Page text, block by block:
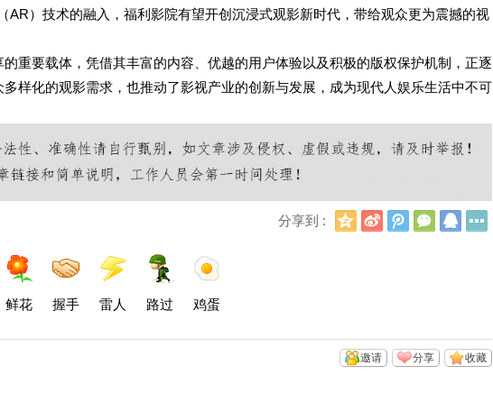
AR）技术的融入，福利影院有望开创沉浸式观影新时代，带给观众更为震撼的视
重要载体，凭借其丰富的内容、优越的用户体验以及积极的版权保护机制，正逐
样化的观影需求，也推动了影视产业的创新与发展，成为现代人娱乐生活中不可
分享到 :
Q
新
浪
腾
讯
微
信
Q
鲜花 握手 雷人 路过 鸡蛋
收藏
分享
邀请